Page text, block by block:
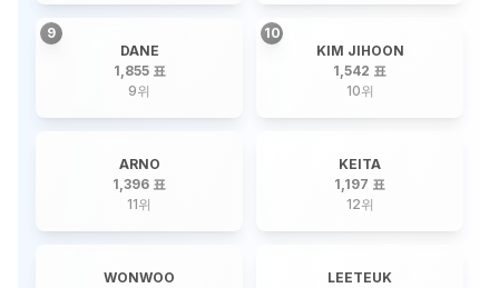
9
DANE
1,855 표
9위
10
KIM JIHOON
1,542 표
10위
ARNO
1,396 표
11위
KEITA
1,197 표
12위
WONWOO
LEETEUK